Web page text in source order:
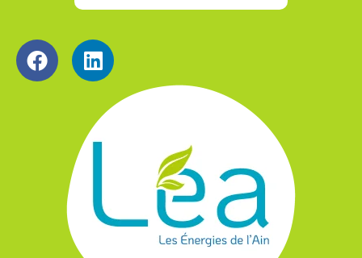
F
a
L
i
k
e
n